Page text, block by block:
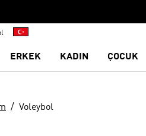
ERKEK KADIN ÇOCUK
Voleybol